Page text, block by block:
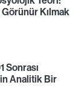
Kılmak
Sonrası
Analitik Bir